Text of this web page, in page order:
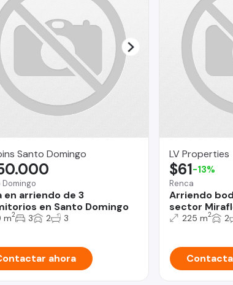
Santo Domingo
Domingo
en arriendo de 3
en Santo Domingo
m2 3 2 3
ahora
LV Properties
Renca
Arriendo
sector
$61-13%
225 m2 2